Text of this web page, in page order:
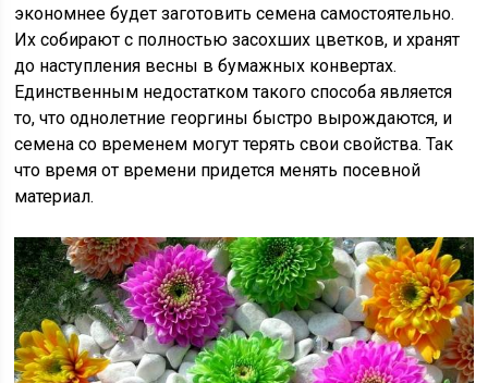
экономнее будет заготовить семена самостоятельно.
Их собирают с полностью засохших цветков, и хранят
до наступления весны в бумажных конвертах.
Единственным недостатком такого способа является
то, что однолетние георгины быстро вырождаются, и
семена со временем могут терять свои свойства. Так
что время от времени придется менять посевной
материал.